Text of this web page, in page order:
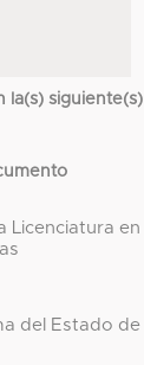
la(s) siguiente(s)
Licenciatura en
del Estado de